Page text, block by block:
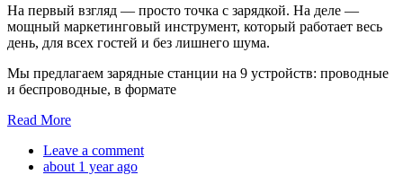
На первый взгляд — просто точка с зарядкой. На деле —
мощный маркетинговый инструмент, который работает весь
день, для всех гостей и без лишнего шума.
Мы предлагаем зарядные станции на 9 устройств: проводные
и беспроводные, в формате
Read More
Leave a comment
about 1 year ago